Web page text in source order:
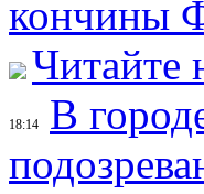
кончины
Читайте
18:14
В